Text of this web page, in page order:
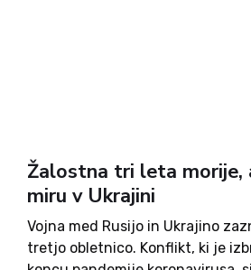
Žalostna tri leta morije,
miru v Ukrajini
Vojna med Rusijo in Ukrajino
tretjo obletnico. Konflikt, ki je